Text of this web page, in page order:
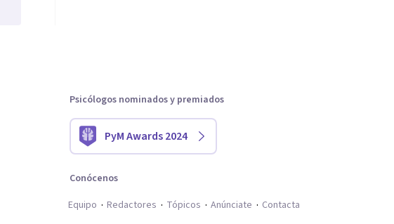
Psicólogos nominados y premiados
PyM Awards 2024
Conócenos
Equipo
Redactores Tópicos Anúnciate Contacta